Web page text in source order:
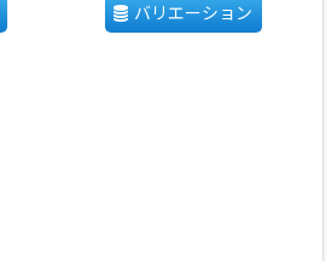
バリエーション